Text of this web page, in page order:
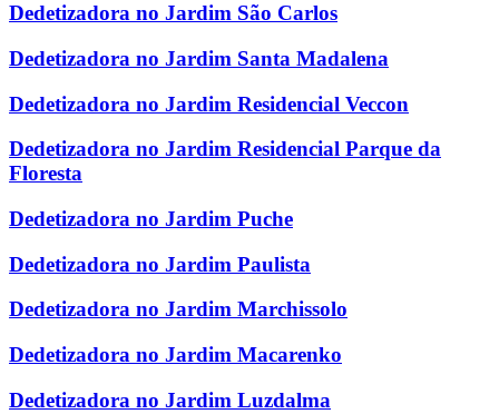
Dedetizadora no Jardim São Carlos
Dedetizadora no Jardim Santa Madalena
Dedetizadora no Jardim Residencial Veccon
Dedetizadora no Jardim Residencial Parque da
Floresta
Dedetizadora no Jardim Puche
Dedetizadora no Jardim Paulista
Dedetizadora no Jardim Marchissolo
Dedetizadora no Jardim Macarenko
Dedetizadora no Jardim Luzdalma